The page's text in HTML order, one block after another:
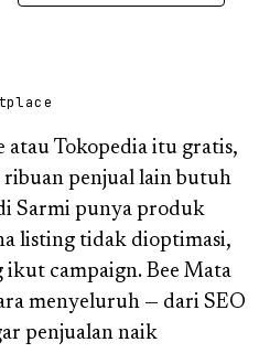
atau Tokopedia itu gratis,
penjual lain butuh
Sarmi punya produk
listing tidak dioptimasi,
ikut campaign. Bee Mata
menyeluruh — dari SEO
penjualan naik